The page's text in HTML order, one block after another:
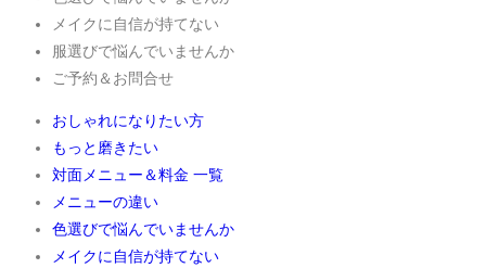
メイクに自信が持てない
服選びで悩んでいませんか
ご予約＆お問合せ
おしゃれになりたい方
もっと磨きたい
対面メニュー＆料金 一覧
メニューの違い
色選びで悩んでいませんか
メイクに自信が持てない